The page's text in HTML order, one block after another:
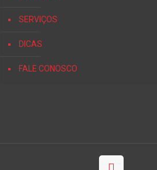
SERVIÇOS
DICAS
FALE CONOSCO